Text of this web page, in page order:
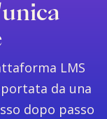
LMS
da una
dopo passo